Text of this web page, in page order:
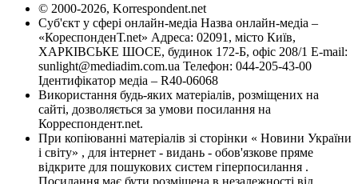
© 2000-2026, Korrespondent.net
Суб'єкт у сфері онлайн-медіа Назва онлайн-медіа –
«КореспонденТ.net» Адреса: 02091, місто Київ,
ХАРКІВСЬКЕ ШОСЕ, будинок 172-Б, офіс 208/1 E-mail:
sunlight@mediadim.com.ua Телефон: 044-205-43-00
Ідентифікатор медіа – R40-06068
Використання будь-яких матеріалів, розміщених на
сайті, дозволяється за умови посилання на
Корреспондент.net.
При копіюванні матеріалів зі сторінки « Новини України
і світу» , для інтернет - видань - обов'язкове пряме
відкрите для пошукових систем гіперпосилання .
Посилання має бути розміщена в незалежності від